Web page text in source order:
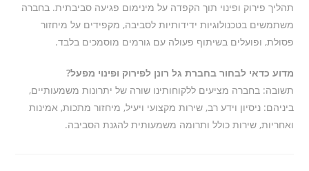
תהליך פירוק ופינוי תוך הקפדה על מינימום פגיעה סביבתית. בחברה
משתמשים בטכנולוגיות ידידותיות לסביבה, מקפידים על מיחזור
פסולת, ופועלים בשיתוף פעולה עם גורמים מוסמכים בלבד.
מדוע כדאי לבחור בחברת גל רונן לפירוק ופינוי מפעל?
תשובה: בחברה מציעים ללקוחותינו שורה של יתרונות משמעותיים,
ביניהם: ניסיון וידע רב, שירות מקצועי ויעיל, מיחזור מתכות, אמינות
ואחריות, שירות כולל ותרומה משמעותית להגנת הסביבה.